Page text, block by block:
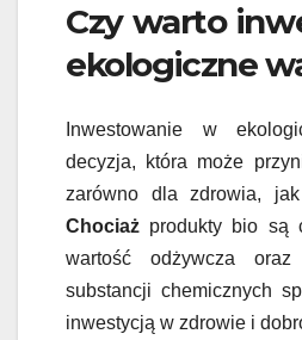
Czy warto
ekologiczne
Inwestowanie w
decyzja, która może
zarówno dla zdrowia,
Chociaż produkty bio są
wartość odżywcza oraz
substancji chemicznych
inwestycją w zdrowie i